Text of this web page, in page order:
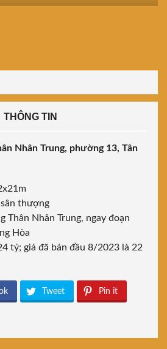
THÔNG TIN
Nhân Trung, phường 13, Tân
thượng
Thân Nhân Trung, ngay đoạn
Hòa
tỷ; giá đã bán đầu 8/2023 là 22
Tweet Pin it